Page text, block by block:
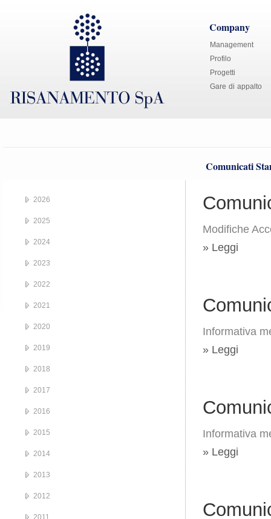
Company
Management
Profilo
Progetti
Gare di appalto
Comunicati
Modifiche
» Leggi
Informativa
» Leggi
Informativa
» Leggi
2026
2025
2024
2023
2022
2021
2020
2019
2018
2017
2016
2015
2014
2013
2012
2011